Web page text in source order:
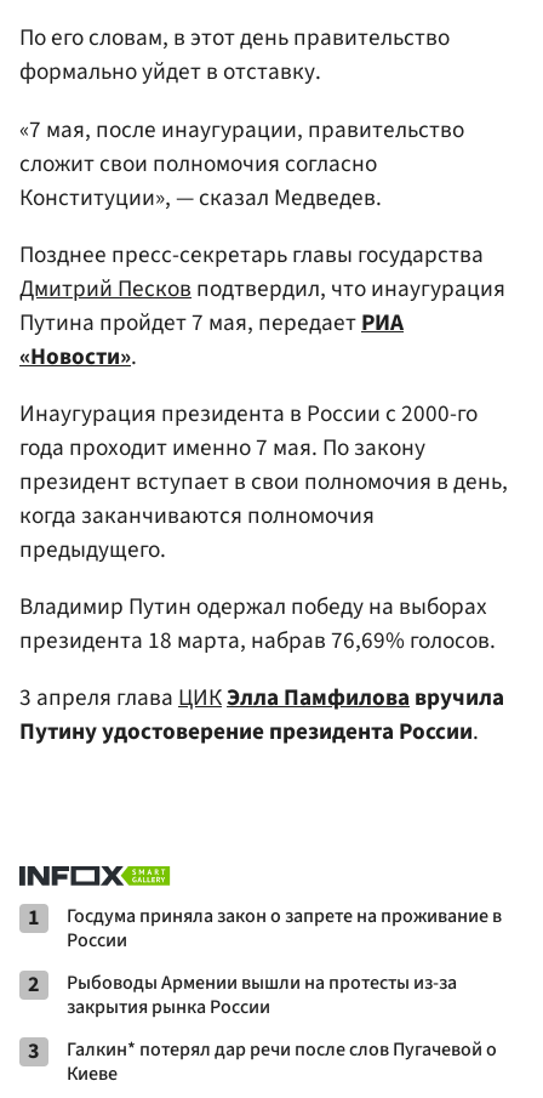
По его словам, в этот день правительство
формально уйдет в отставку.
«7 мая, после инаугурации, правительство
сложит свои полномочия согласно
Конституции», — сказал Медведев.
Позднее пресс-секретарь главы государства
Дмитрий Песковподтвердил, что инаугурация
Путина пройдет 7 мая, передаетРИА
«Новости».
Инаугурация президента в России с 2000-го
года проходит именно 7 мая. По закону
президент вступает в свои полномочия в день,
когда заканчиваются полномочия
предыдущего.
Владимир Путин одержал победу на выборах
президента 18 марта, набрав 76,69% голосов.
3 апреля главаЦИКЭлла Памфиловавручила
Путину удостоверение президента России.
1
Госдума приняла закон о запрете на проживание в
России
2
Рыбоводы Армении вышли на протесты из-за
закрытия рынка России
3
Галкин* потерял дар речи после слов Пугачевой о
Киеве